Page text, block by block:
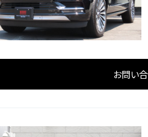
お問い